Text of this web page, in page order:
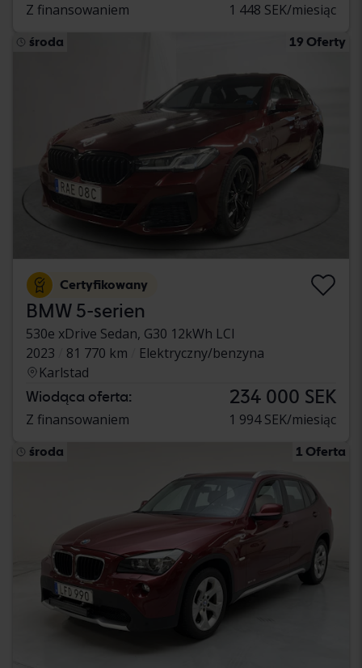
Z finansowaniem 1 448 SEK/miesiąc
środa 19 Oferty
Certyfikowany
BMW 5-serien
530e xDrive Sedan, G30 12kWh LCI
2023
81 770 km
Elektryczny/benzyna
Karlstad
Wiodąca oferta: 234 000 SEK
Z finansowaniem 1 994 SEK/miesiąc
środa 1 Oferta